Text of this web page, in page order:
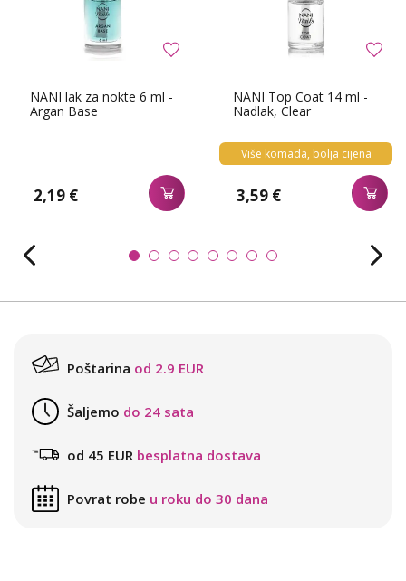
NANI lak za nokte 6 ml -
Argan Base
2,19 €
NANI Top Coat 14 ml -
Nadlak, Clear
Više komada, bolja cijena
3,59 €
Poštarina od 2.9 EUR
Šaljemo do 24 sata
od 45 EUR besplatna dostava
Povrat robe u roku do 30 dana